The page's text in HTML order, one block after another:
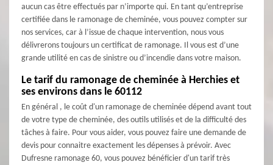
aucun cas être effectués par n’importe qui. En tant qu’entreprise
certifiée dans le ramonage de cheminée, vous pouvez compter sur
nos services, car à l’issue de chaque intervention, nous vous
délivrerons toujours un certificat de ramonage. Il vous est d’une
grande utilité en cas de sinistre ou d’incendie dans votre maison.
Le tarif du ramonage de cheminée à Herchies et
ses environs dans le 60112
En général , le coût d'un ramonage de cheminée dépend avant tout
de votre type de cheminée, des outils utilisés et de la difficulté des
tâches à faire. Pour vous aider, vous pouvez faire une demande de
devis pour connaitre exactement les dépenses à prévoir. Avec
Dufresne ramonage 60, vous pouvez bénéficier d'un tarif très